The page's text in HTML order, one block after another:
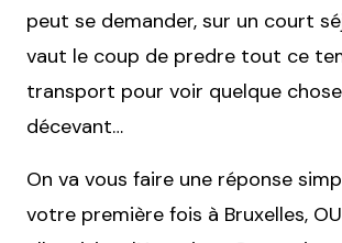
peut se demander, sur un court
vaut le coup de predre tout ce
transport pour voir quelque
décevant…
On va vous faire une réponse
votre première fois à Bruxelles,